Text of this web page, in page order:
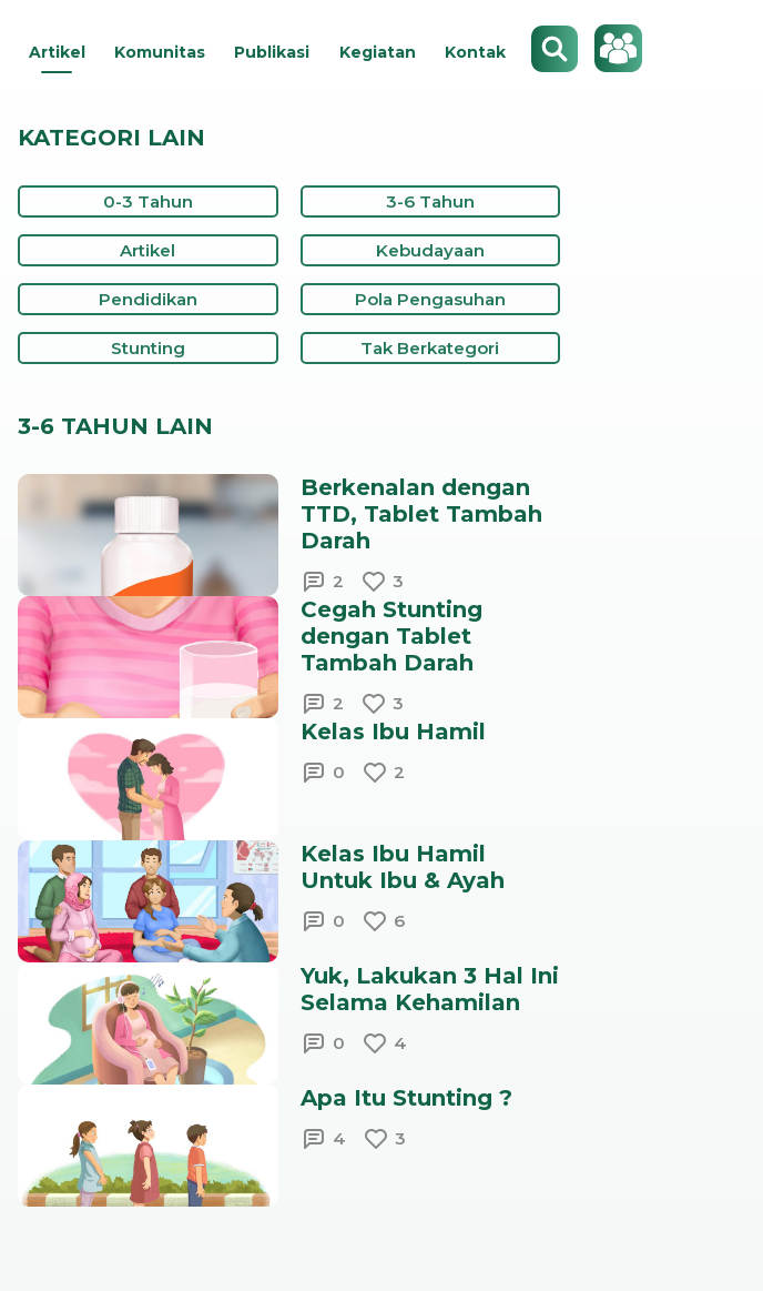
Artikel Komunitas Publikasi Kegiatan Kontak
Search
KATEGORI LAIN
0-3 Tahun 3-6 Tahun
Artikel Kebudayaan
Pendidikan Pola Pengasuhan
Stunting Tak Berkategori
3-6 TAHUN LAIN
Berkenalan dengan
TTD, Tablet Tambah
Darah
2 3
Cegah Stunting
dengan Tablet
Tambah Darah
2 3
Kelas Ibu Hamil
0 2
Kelas Ibu Hamil
Untuk Ibu & Ayah
0 6
Yuk, Lakukan 3 Hal Ini
Selama Kehamilan
0 4
Apa Itu Stunting ?
4 3